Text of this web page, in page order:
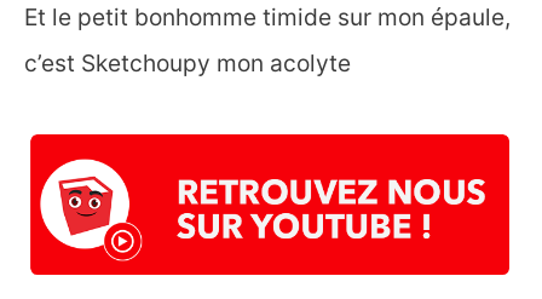
Et le petit bonhomme timide sur mon épaule,
c’est Sketchoupy mon acolyte